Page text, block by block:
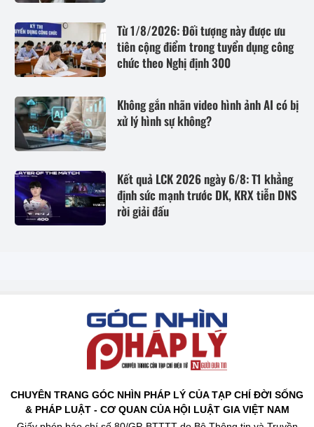
Từ 1/8/2026: Đối tượng này được ưu
tiên cộng điểm trong tuyển dụng công
chức theo Nghị định 300
Không gắn nhãn video hình ảnh AI có bị
xử lý hình sự không?
Kết quả LCK 2026 ngày 6/8: T1 khẳng
định sức mạnh trước DK, KRX tiễn DNS
rời giải đấu
CHUYÊN TRANG GÓC NHÌN PHÁP LÝ CỦA TẠP CHÍ ĐỜI SỐNG
& PHÁP LUẬT - CƠ QUAN CỦA HỘI LUẬT GIA VIỆT NAM